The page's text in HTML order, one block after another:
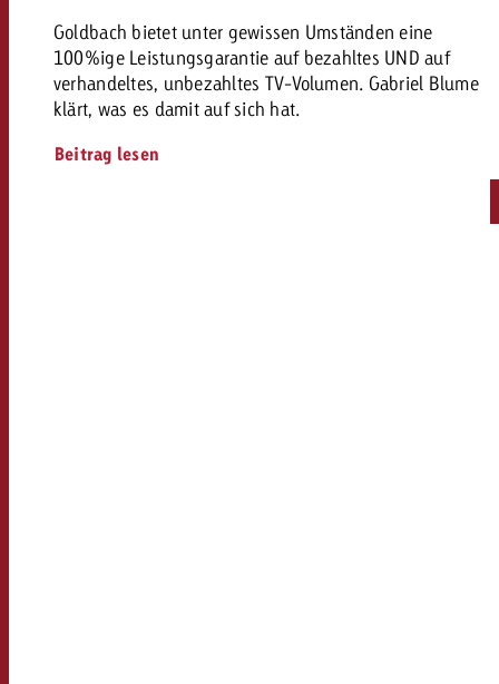
Goldbach bietet unter gewissen Umständen eine
100%ige Leistungsgarantie auf bezahltes UND auf
verhandeltes, unbezahltes TV-Volumen. Gabriel Blume
klärt, was es damit auf sich hat.
Beitrag lesen